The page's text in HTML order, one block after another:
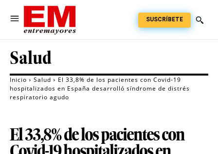
SUSCRÍBETE
Salud
Inicio Salud
El 33,8% de los pacientes con Covid-19
hospitalizados en España desarrolló síndrome de distrés
respiratorio agudo
El 33,8% de los pacientes con